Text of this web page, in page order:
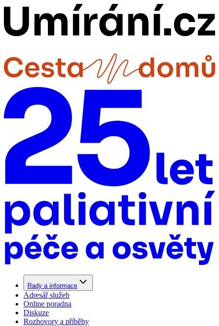
Rady a informace
Adresář služeb
Online poradna
Diskuze
Rozhovory a příběhy